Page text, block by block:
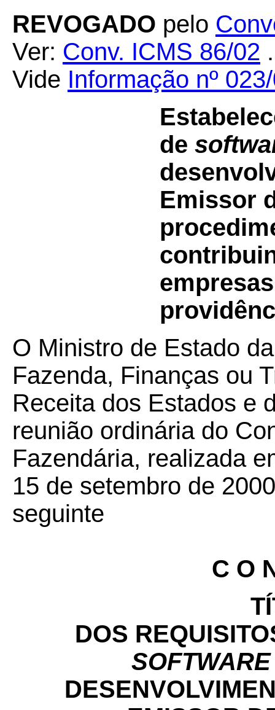
REVOGADO pelo
Ver: Conv. ICMS 86/02 .
Vide Informação nº
de
Emissor
O Ministro de Estado
Fazenda, Finanças ou
Receita dos Estados e
reunião ordinária do
Fazendária, realizada
15 de setembro de
seguinte
C O
DOS
SOFTWARE